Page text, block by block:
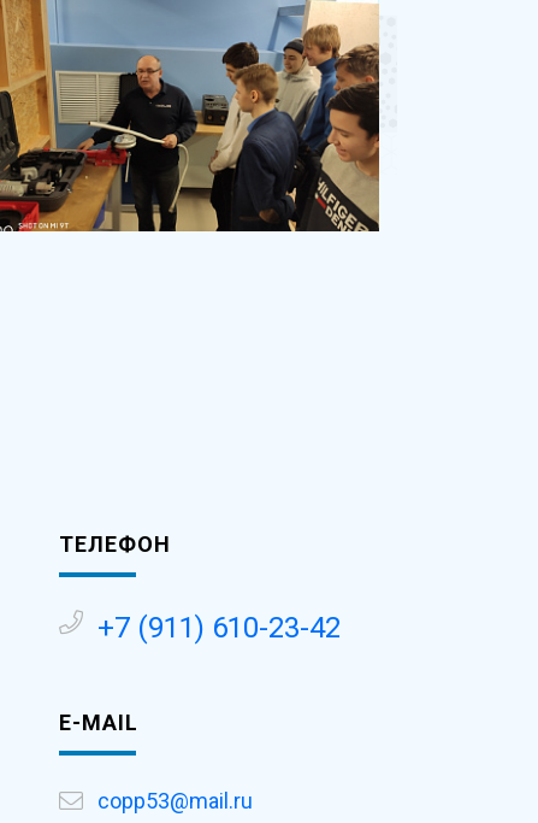
ТЕЛЕФОН
+7 (911) 610-23-42
E-MAIL
copp53@mail.ru